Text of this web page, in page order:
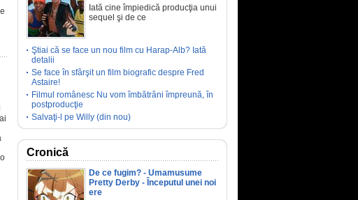
Iată cine împiedică producţia unui
sequel şi de ce
Ştiai că se face un nou film cu Harap-Alb? Iată
detalii
Se face în sfârşit un film biografic despre Fred
Astaire!
Filmul românesc Nu vom îmbătrâni împreună, în
postproducţie
Salvaţi-l pe Willy (din nou)
Cronică
De ce fugim? - Umamusume
Pretty Derby - Începutul unei noi
ere